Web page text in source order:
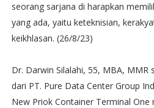
seorang sarjana di harapkan
yang ada, yaitu keteknisian,
keikhlasan. (26/8/23)
Dr. Darwin Silalahi, 55, MBA, MMR
dari PT. Pure Data Center Group
New Priok Container Terminal One